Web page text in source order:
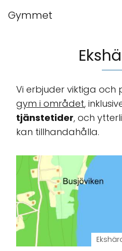
Gymmet
Vi erbjuder viktiga
gym i området,
tjänstetider, och
kan tillhandahålla.